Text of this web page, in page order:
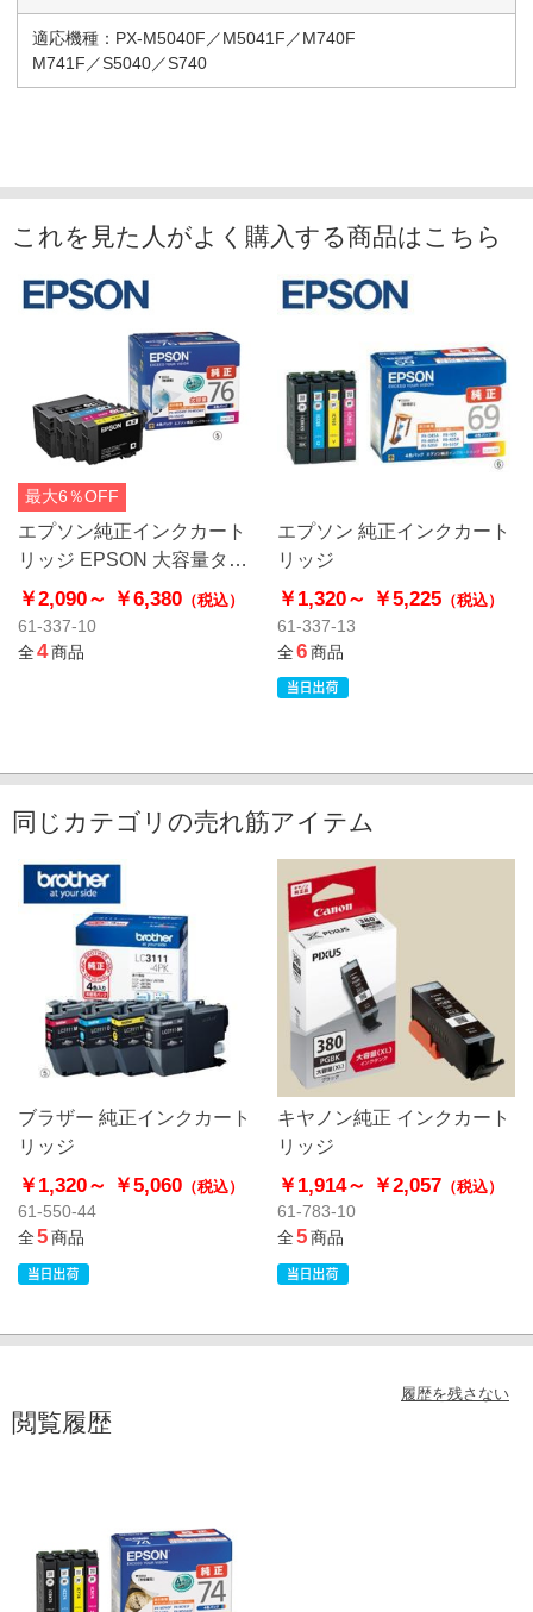
適応機種：PX-M5040F／M5041F／M740F
M741F／S5040／S740
これを見た人がよく購入する商品はこちら
最大6％OFF
エプソン純正インクカート
リッジ EPSON 大容量タイ
プ
￥2,090～ ￥6,380 （税込）
61-337-10
全4商品
エプソン 純正インクカート
リッジ
￥1,320～ ￥5,225（税込）
61-337-13
全6商品
同じカテゴリの売れ筋アイテム
ブラザー 純正インクカート
リッジ
￥1,320～ ￥5,060 （税込）
61-550-44
全5商品
キヤノン純正 インクカート
リッジ
￥1,914～ ￥2,057（税込）
61-783-10
全5商品
履歴を残さない
閲覧履歴